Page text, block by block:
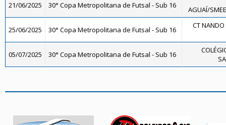
21/06/2025 30° Copa Metropolitana de Futsal - Sub 16 AGUAÍ/
25/06/2025 30° Copa Metropolitana de Futsal - Sub 16 CT
05/07/2025 30° Copa Metropolitana de Futsal - Sub 16